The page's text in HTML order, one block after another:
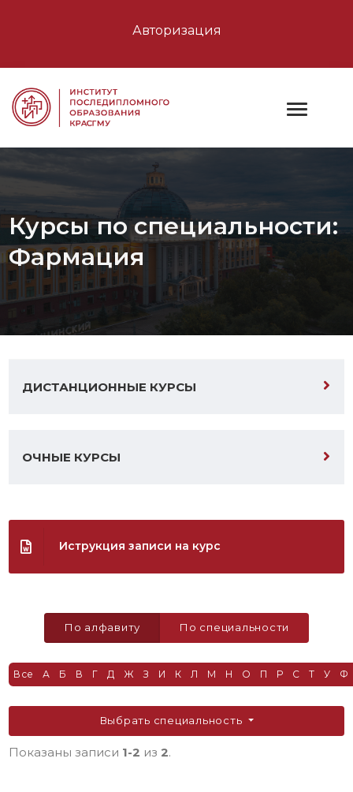
Авторизация
Курсы по специальности:
Фармация
ДИСТАНЦИОННЫЕ КУРСЫ
ОЧНЫЕ КУРСЫ
Иструкция записи на курс
По алфавиту По специальности
Все А Б В Г Д Ж З И К Л М Н О П Р С Т У Ф
Выбрать специальность
Показаны записи 1-2 из2.